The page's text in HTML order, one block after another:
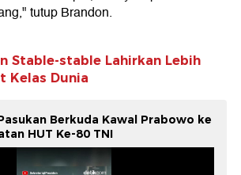
tutup Brandon.
Stable-stable Lahirkan Lebih
Kelas Dunia
Berkuda Kawal Prabowo ke
HUT Ke-80 TNI